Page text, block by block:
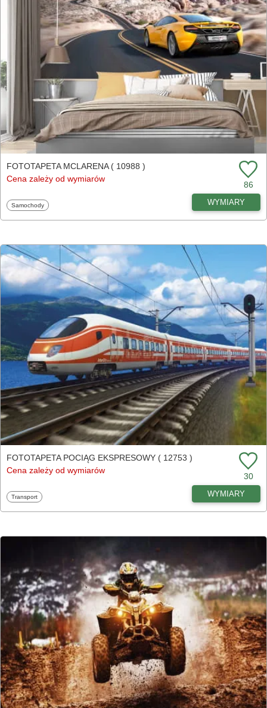
FOTOTAPETA MCLARENA ( 10988 )
Cena zależy od wymiarów
86
Fototapety
Samochody WYMIARY
FOTOTAPETA POCIĄG EKSPRESOWY ( 12753 )
Cena zależy od wymiarów
30
Fototapety
Transport WYMIARY